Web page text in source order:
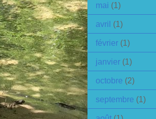
mai (1)
avril (1)
février (1)
janvier (1)
octobre (2)
septembre (1)